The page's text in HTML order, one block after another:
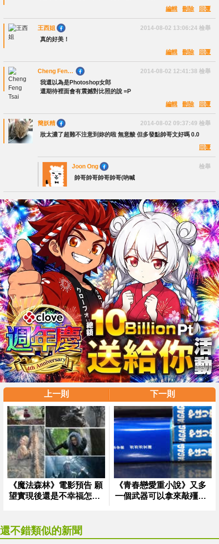
回覆
刪除
編輯
王西姐 2014-08-02 13:06:24 檢舉
真的好美！
回覆
刪除
編輯
Cheng Feng
Tsai
2014-08-02 12:41:38 檢舉
我還以為是Photoshop女郎
還期待裡面會有震撼對比照的說 =P
回覆
刪除
編輯
簡妖精 2014-08-02 09:37:49 檢舉
妝太濃了超難不注意到妳的啦 無意酸 但多發點帥哥文好嗎 0.0
回覆
Joon Ong
檢舉
帥哥帥哥帥哥帥哥(吶喊
上一則 下一則
還不錯類似的新聞